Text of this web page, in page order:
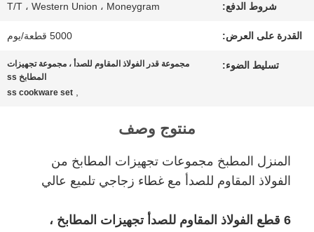
بنا
خريطة
الموقع
شروط الدفع: T/T ، Western Union ، Moneygram
القدرة على العرض: 5000 قطعة/يوم
تسليط الضوء:
مجموعة قدر الفولاذ المقاوم للصدأ ، مجموعة تجهيزات
المطابخ ss
ss cookware set
منتوج وصف
المنزل المطبخ مجموعات تجهيزات المطابخ من
الفولاذ المقاوم للصدأ مع غطاء زجاجي تلميع عالي
6 قطع الفولاذ المقاوم للصدأ تجهيزات المطابخ ،